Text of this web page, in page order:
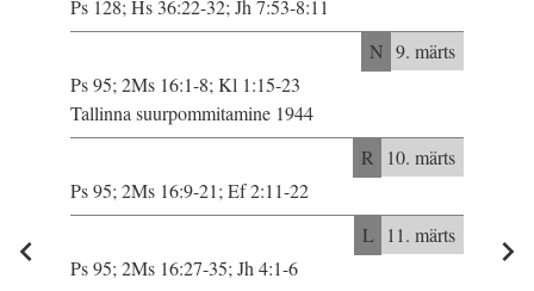
Ps 128; Hs 36:22-32; Jh 7:53-8:11
N 9. märts
Ps 95; 2Ms 16:1-8; Kl 1:15-23
Tallinna suurpommitamine 1944
R
10. märts
Ps 95; 2Ms 16:9-21; Ef 2:11-22
L 11. märts
Ps 95; 2Ms 16:27-35; Jh 4:1-6